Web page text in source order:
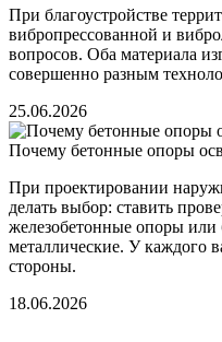
При благоустройстве
вибропрессованной и
вопросов. Оба материала
совершенно разным
25.06.2026
Почему бетонные опоры
При проектировании
делать выбор: ставить
железобетонные опоры или
металлические. У каждого
стороны.
18.06.2026